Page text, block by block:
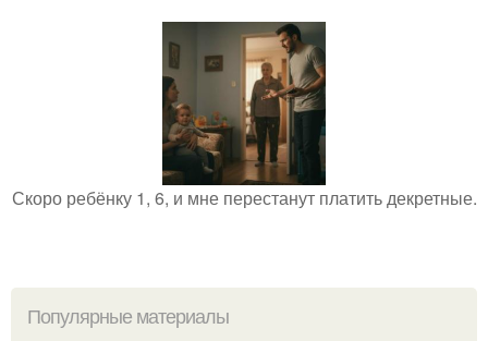
Скоро ребёнку 1, 6, и мне перестанут платить декретные.
Популярные материалы